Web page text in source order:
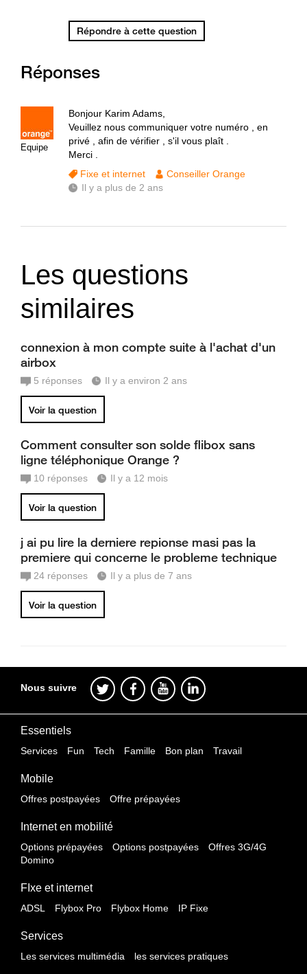
Répondre à cette question
Réponses
Equipe
Bonjour Karim Adams,
Veuillez nous communiquer votre numéro , en
privé , afin de vérifier , s'il vous plaît .
Merci .
Fixe et internet
Conseiller Orange
Il y a plus de 2 ans
Les questions
similaires
connexion à mon compte suite à l'achat d'un
airbox
5 réponses Il y a environ 2 ans
Voir la question
Comment consulter son solde flibox sans
ligne téléphonique Orange ?
10 réponses Il y a 12 mois
Voir la question
j ai pu lire la derniere repionse masi pas la
premiere qui concerne le probleme technique
24 réponses Il y a plus de 7 ans
Voir la question
Nous suivre
Essentiels
Services Fun Tech Famille Bon plan Travail
Mobile
Offres postpayées Offre prépayées
Internet en mobilité
Options prépayées Options postpayées
Offres 3G/4G
Domino
FIxe et internet
ADSL Flybox Pro Flybox Home IP Fixe
Services
Les services multimédia les services pratiques